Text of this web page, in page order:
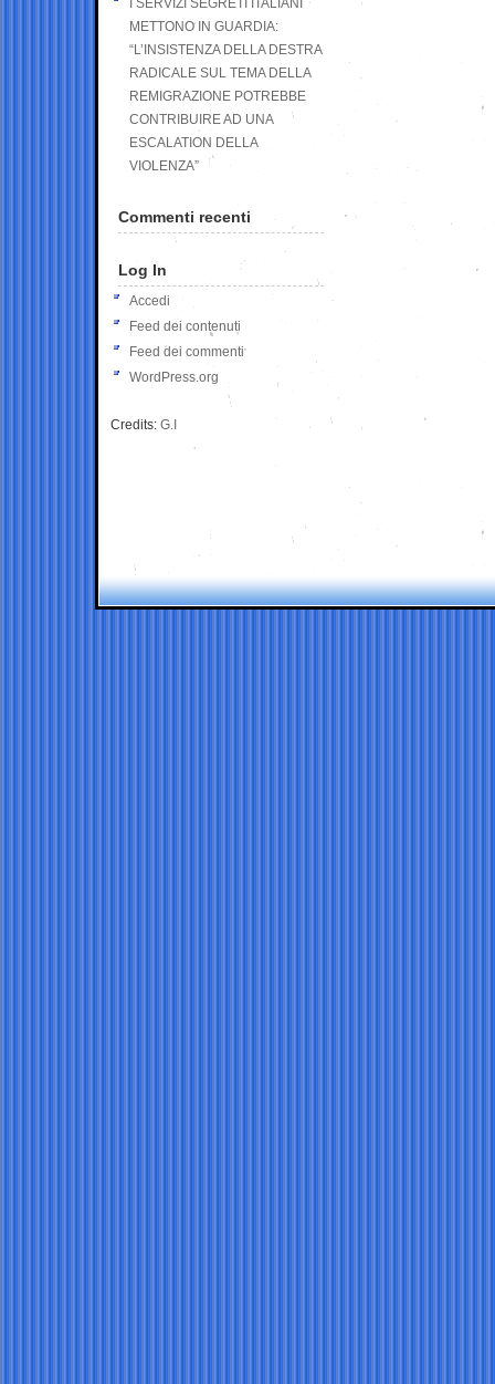
I SERVIZI SEGRETI ITALIANI
METTONO IN GUARDIA:
“L’INSISTENZA DELLA DESTRA
RADICALE SUL TEMA DELLA
REMIGRAZIONE POTREBBE
CONTRIBUIRE AD UNA
ESCALATION DELLA
VIOLENZA”
Commenti recenti
Log In
Accedi
Feed dei contenuti
Feed dei commenti
WordPress.org
Credits: G.I